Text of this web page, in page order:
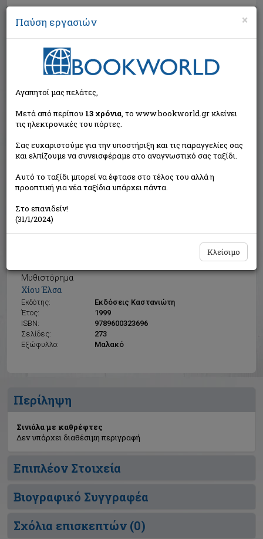
Αναζήτηση
Μυθιστόρημα
Χίου Έλσα
Εκδότης:
Εκδόσεις Καστανιώτη
Έτος:
1999
ISBN:
9789600323696
Σελίδες:
273
Εξώφυλλο:
Μαλακό
Εξαντλημένο από τον
εκδότη
Περίληψη
Σινιάλα με καθρέφτες
Δεν υπάρχει διαθέσιμη περιγραφή
Επιπλέον Στοιχεία
Βιογραφικό Συγγραφέα
Σχόλια επισκεπτών (0)
×
Παύση εργασιών
Αγαπητοί μας πελάτες,
Μετά από περίπου 13 χρόνια, το www.bookworld.gr κλείνει
τις ηλεκτρονικές του πόρτες.
Σας ευχαριστούμε για την υποστήριξη και τις παραγγελίες σας
και ελπίζουμε να συνεισφέραμε στο αναγνωστικό σας ταξίδι.
Αυτό το ταξίδι μπορεί να έφτασε στο τέλος του αλλά η
προοπτική για νέα ταξίδια υπάρχει πάντα.
Στο επανιδείν!
(31/1/2024)
Κλείσιμο